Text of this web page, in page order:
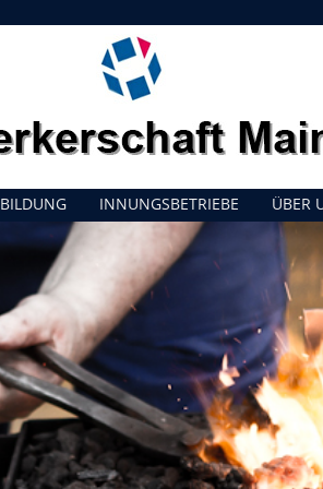
BILDUNG INNUNGSBETRIEBE ÜBER